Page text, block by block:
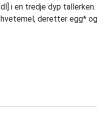
dl] i en tredje dyp
hvetemel, deretter egg*